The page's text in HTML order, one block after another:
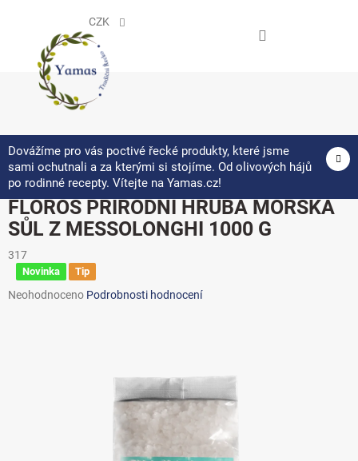
CZK
Dovážíme pro vás poctivé řecké produkty, které jsme
sami ochutnali a za kterými si stojíme. Od olivových hájů
po rodinné recepty. Vítejte na Yamas.cz!
FLOROS PŘÍRODNÍ HRUBÁ MOŘSKÁ
SŮL Z MESSOLONGHI 1000 G
317
Novinka Tip
Průměrné
Neohodnoceno Podrobnosti hodnocení